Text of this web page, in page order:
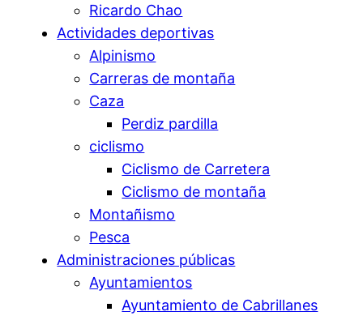
Ricardo Chao
Actividades deportivas
Alpinismo
Carreras de montaña
Caza
Perdiz pardilla
ciclismo
Ciclismo de Carretera
Ciclismo de montaña
Montañismo
Pesca
Administraciones públicas
Ayuntamientos
Ayuntamiento de Cabrillanes